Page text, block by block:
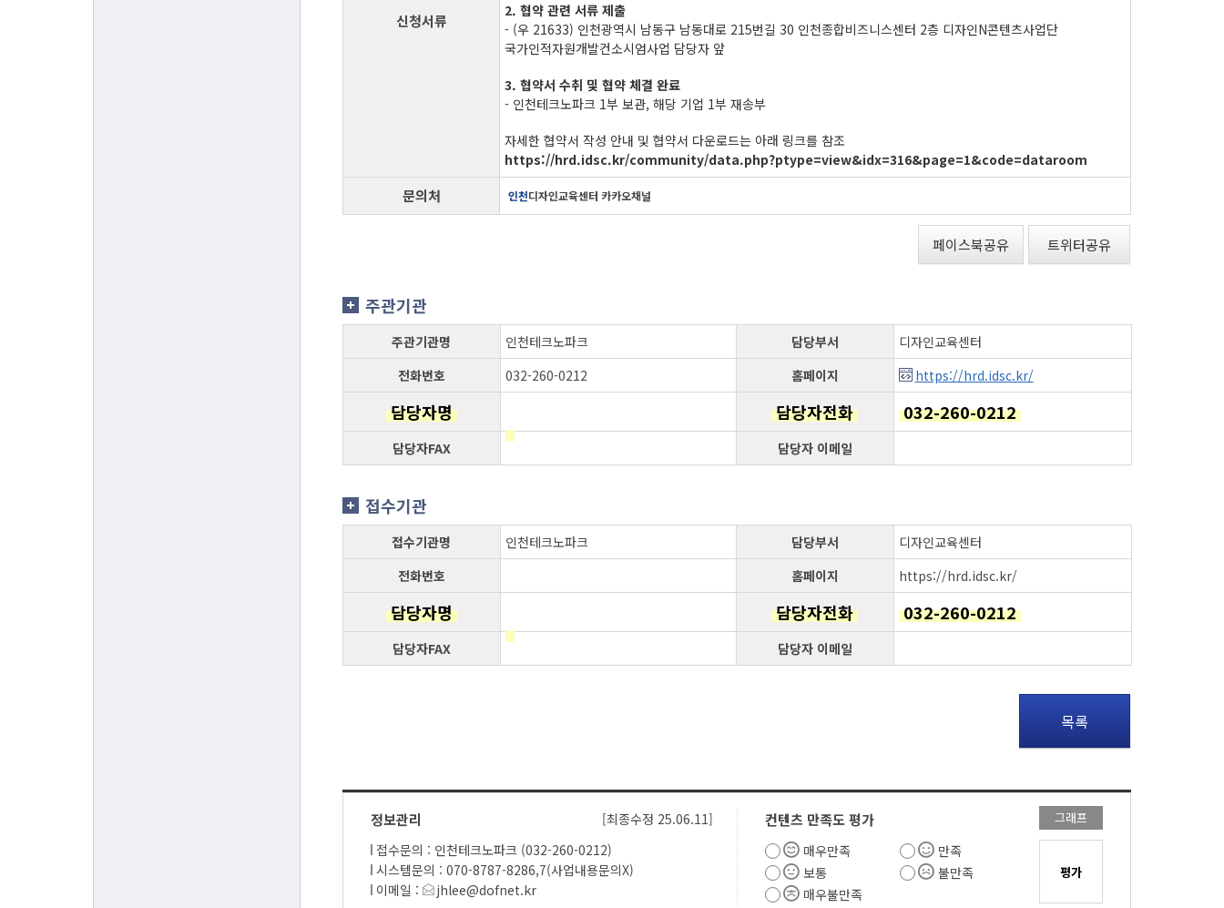
신청서류
2. 협약 관련 서류 제출
- (우 21633) 인천광역시 남동구 남동대로 215번길 30 인천종합비즈니스센터 2층 디자인N콘텐츠사업단
국가인적자원개발컨소시엄사업 담당자 앞
3. 협약서 수취 및 협약 체결 완료
- 인천테크노파크 1부 보관, 해당 기업 1부 재송부
자세한 협약서 작성 안내 및 협약서 다운로드는 아래 링크를 참조
https://hrd.idsc.kr/community/data.php?ptype=view&idx=316&page=1&code=dataroom
문의처 인천디자인교육센터 카카오채널
페이스북공유 트위터공유
주관기관
주관기관명 인천테크노파크 담당부서
디자인교육센터
전화번호
032-260-0212 홈페이지 https://hrd.idsc.kr/
담당자명 담당자전화 032-260-0212
담당자FAX 담당자 이메일
접수기관
접수기관명 인천테크노파크 담당부서
디자인교육센터
전화번호
홈페이지 https://hrd.idsc.kr/
담당자명 담당자전화 032-260-0212
담당자FAX 담당자 이메일
목록
정보관리
[최종수정 25.06.11]
접수문의 : 인천테크노파크 (032-260-0212)
시스템문의 : 070-8787-8286,7(사업내용문의X)
이메일 :
jhlee@dofnet.kr
컨텐츠 만족도 평가 그래프
매우만족
만족
보통
불만족
매우불만족